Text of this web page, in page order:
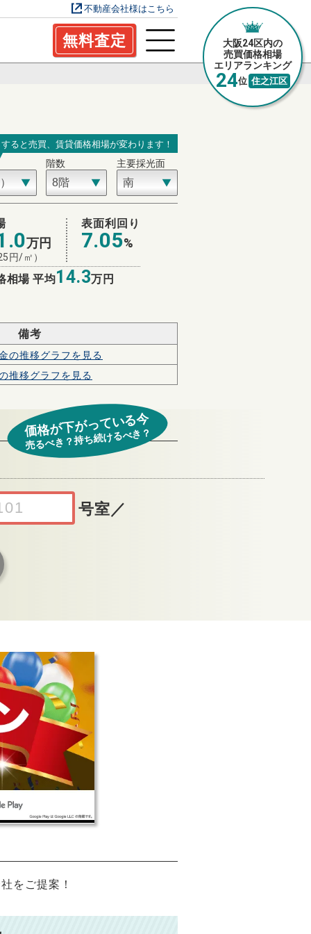
不動産会社様はこちら
無料査定
大阪24区内の
売買価格相場
エリアランキング
24位 住之江区
ると売買、賃貸価格相場が変わります！
階数 主要採光面
万円
円/㎡）
表面利回り
7.05%
相場 平均14.3万円
備考
の推移グラフを見る
推移グラフを見る
号室 ／
価格が下がっている今
売るべき？持ち続けるべき？
をご提案！